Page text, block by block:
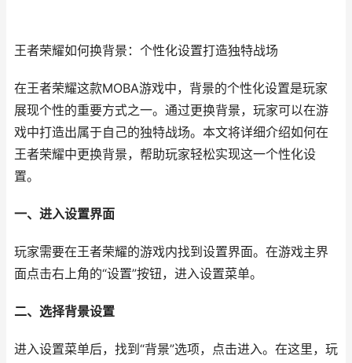
王者荣耀如何换背景：个性化设置打造独特战场
在王者荣耀这款MOBA游戏中，背景的个性化设置是玩家
展现个性的重要方式之一。通过更换背景，玩家可以在游
戏中打造出属于自己的独特战场。本文将详细介绍如何在
王者荣耀中更换背景，帮助玩家轻松实现这一个性化设
置。
一、进入设置界面
玩家需要在王者荣耀的游戏内找到设置界面。在游戏主界
面点击右上角的“设置”按钮，进入设置菜单。
二、选择背景设置
进入设置菜单后，找到“背景”选项，点击进入。在这里，玩